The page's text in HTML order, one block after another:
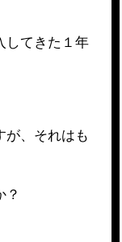
してきた１年
が、それはも
？